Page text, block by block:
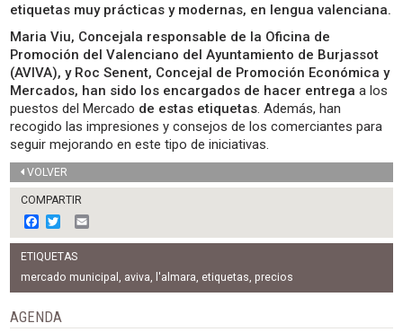
etiquetas muy prácticas y modernas, en lengua valenciana.
Maria Viu, Concejala responsable de la Oficina de
Promoción del Valenciano del Ayuntamiento de Burjassot
(AVIVA), y Roc Senent, Concejal de Promoción Económica y
Mercados, han sido los encargados de hacer entregaa los
puestos del Mercado de estas etiquetas. Además, han
recogido las impresiones y consejos de los comerciantes para
seguir mejorando en este tipo de iniciativas.
VOLVER
COMPARTIR
F
a
c
e
b
o
o
k
w
i
t
t
e
m
l
ETIQUETAS
mercado municipal , aviva, l'almara, etiquetas, precios
AGENDA